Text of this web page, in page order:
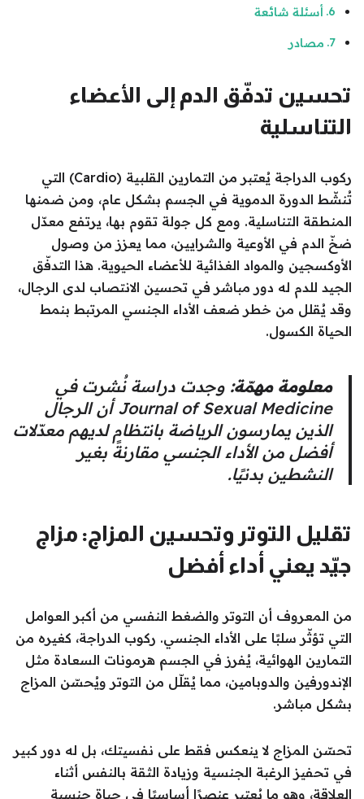
أسئلة شائعة
مصادر
تحسين تدفّق الدم إلى الأعضاء
التناسلية
ركوب الدراجة يُعتبر من التمارين القلبية (Cardio) التي
تُنشّط الدورة الدموية في الجسم بشكل عام، ومن ضمنها
المنطقة التناسلية. ومع كل جولة تقوم بها، يرتفع معدّل
ضخّ الدم في الأوعية والشرايين، مما يعزز من وصول
الأوكسجين والمواد الغذائية للأعضاء الحيوية. هذا التدفّق
الجيد للدم له دور مباشر في تحسين الانتصاب لدى الرجال،
وقد يُقلل من خطر ضعف الأداء الجنسي المرتبط بنمط
الحياة الكسول.
معلومة مهمّة: وجدت دراسة نُشرت في
Journal of Sexual Medicineأن الرجال
الذين يمارسون الرياضة بانتظام لديهم معدّلات
أفضل من الأداء الجنسي مقارنةً بغير
النشطين بدنيًا.
تقليل التوتر وتحسين المزاج: مزاج
جيّد يعني أداء أفضل
من المعروف أن التوتر والضغط النفسي من أكبر العوامل
التي تؤثّر سلبًا على الأداء الجنسي. ركوب الدراجة، كغيره من
التمارين الهوائية، يُفرز في الجسم هرمونات السعادة مثل
الإندورفين والدوبامين، مما يُقلّل من التوتر ويُحسّن المزاج
بشكل مباشر.
تحسّن المزاج لا ينعكس فقط على نفسيتك، بل له دور كبير
في تحفيز الرغبة الجنسية وزيادة الثقة بالنفس أثناء
العلاقة، وهو ما يُعتبر عنصرًا أساسيًا في حياة جنسية